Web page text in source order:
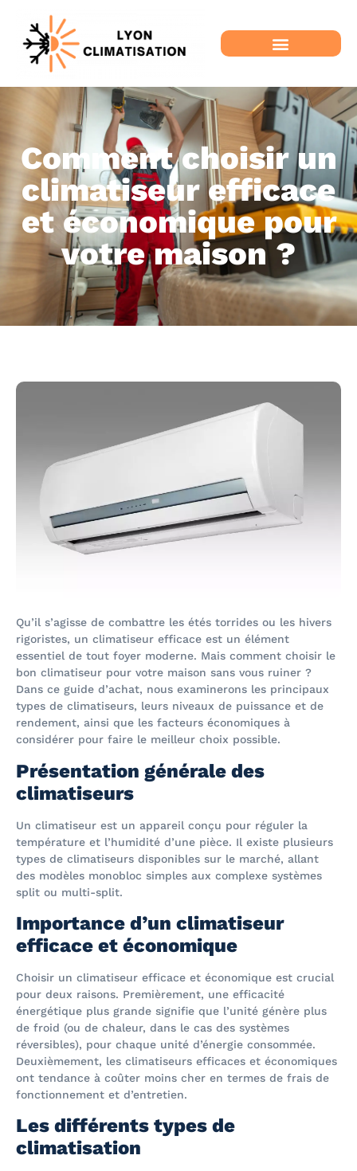
Comment choisir un
climatiseur efficace
et économique pour
votre maison ?
Qu’il s’agisse de combattre les étés torrides ou les hivers
rigoristes, un climatiseur efficace est un élément
essentiel de tout foyer moderne. Mais comment choisir le
bon climatiseur pour votre maison sans vous ruiner ?
Dans ce guide d’achat, nous examinerons les principaux
types de climatiseurs, leurs niveaux de puissance et de
rendement, ainsi que les facteurs économiques à
considérer pour faire le meilleur choix possible.
Présentation générale des
climatiseurs
Un climatiseur est un appareil conçu pour réguler la
température et l’humidité d’une pièce. Il existe plusieurs
types de climatiseurs disponibles sur le marché, allant
des modèles monobloc simples aux complexe systèmes
split ou multi-split.
Importance d’un climatiseur
efficace et économique
Choisir un climatiseur efficace et économique est crucial
pour deux raisons. Premièrement, une efficacité
énergétique plus grande signifie que l’unité génère plus
de froid (ou de chaleur, dans le cas des systèmes
réversibles), pour chaque unité d’énergie consommée.
Deuxièmement, les climatiseurs efficaces et économiques
ont tendance à coûter moins cher en termes de frais de
fonctionnement et d’entretien.
Les différents types de
climatisation